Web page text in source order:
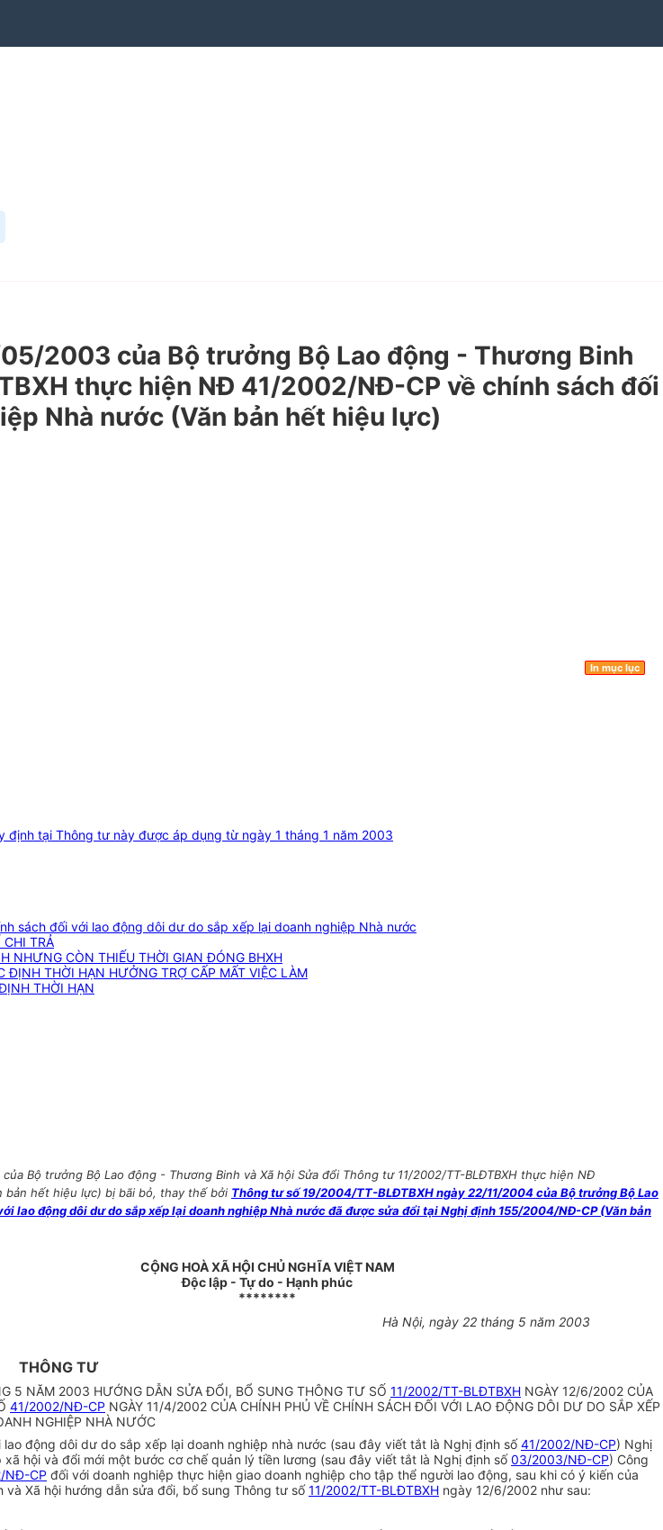
2003 của Bộ trưởng Bộ Lao động - Thương Binh
thực hiện NĐ 41/2002/NĐ-CP về chính sách đối
Nhà nước (Văn bản hết hiệu lực)
In mục lục
tại Thông tư này được áp dụng từ ngày 1 tháng 1 năm 2003
sách đối với lao động dôi dư do sắp xếp lại doanh nghiệp Nhà nước
TRẢ
NHƯNG CÒN THIẾU THỜI GIAN ĐÓNG BHXH
THỜI HẠN HƯỞNG TRỢ CẤP MẤT VIỆC LÀM
THỜI HẠN
Bộ trưởng Bộ Lao động - Thương Binh và Xã hội Sửa đổi Thông tư 11/2002/TT-BLĐTBXH thực hiện NĐ
bản hết hiệu lực) bị bãi bỏ, thay thế bởi Thông tư số 19/2004/TT-BLĐTBXH ngày 22/11/2004 của Bộ trưởng Bộ Lao
lao động dôi dư do sắp xếp lại doanh nghiệp Nhà nước đã được sửa đổi tại Nghị định 155/2004/NĐ-CP (Văn bản
CỘNG HOÀ XÃ HỘI CHỦ NGHĨA VIỆT NAM
Độc lập - Tự do - Hạnh phúc
********
Hà Nội, ngày 22 tháng 5 năm 2003
THÔNG TƯ
5 NĂM 2003 HƯỚNG DẪN SỬA ĐỔI, BỔ SUNG THÔNG TƯ SỐ 11/2002/TT-BLĐTBXH NGÀY 12/6/2002 CỦA
41/2002/NĐ-CP NGÀY 11/4/2002 CỦA CHÍNH PHỦ VỀ CHÍNH SÁCH ĐỐI VỚI LAO ĐỘNG DÔI DƯ DO SẮP XẾP
NGHIỆP NHÀ NƯỚC
động dôi dư do sắp xếp lại doanh nghiệp nhà nước (sau đây viết tắt là Nghị định số41/2002/NĐ-CP) Nghị
hội và đổi mới một bước cơ chế quản lý tiền lương (sau đây viết tắt là Nghị định số03/2003/NĐ-CP) Công
NĐ-CP đối với doanh nghiệp thực hiện giao doanh nghiệp cho tập thể người lao động, sau khi có ý kiến của
Xã hội hướng dẫn sửa đổi, bổ sung Thông tư số11/2002/TT-BLĐTBXH ngày 12/6/2002 như sau: